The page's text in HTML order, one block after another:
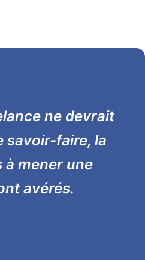
ne devrait
savoir-faire, la
à mener une
avérés.